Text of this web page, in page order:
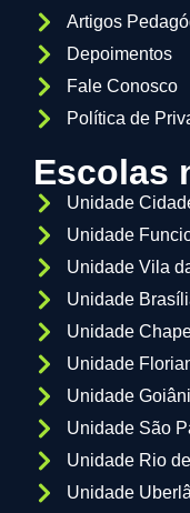
Artigos
Depoimentos
Fale Conosco
Política de
Escolas
Unidade
Unidade
Unidade Vila
Unidade
Unidade
Unidade
Unidade
Unidade São
Unidade Rio
Unidade